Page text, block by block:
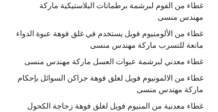
غطاء من الفوم لبرشمة برطمانات البلاستيكية ماركة
مهندس منسى
غطاء من الألومنيوم فويل يستخدم في غلق فوهة عبوة الدواء
مانعة للتسرب ماركة مهندس منسى
غطاء معدني لبرشمة عبوات العسل ماركة مهندس منسى
غطاء من الالمونيوم فويل لغلق فوهة جراكن السوائل بإحكام
ماركة مهندس منسى
غطاء معدنية من المنيوم فويل لغلق فوهة زجاجة الكحول